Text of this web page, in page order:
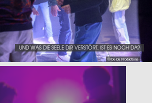
© De-Da Productions
UND WAS DIE SEELE DIR VERSTÖRT, IST ES NOCH DA?